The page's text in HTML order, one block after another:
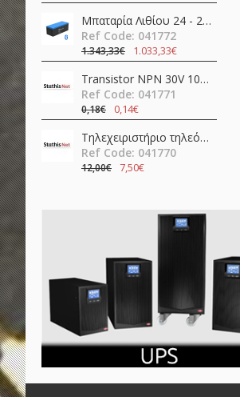
Μπαταρία Λιθίου 24 - 25,6V 205Ah 5.26kWh EP-LFP24200B Epever
Ref Code: 041772
1.343,33€ 1.033,33€
Transistor NPN 30V 100mA HFE=400 TO-92 BC549CBK Diotec Semiconductor
Ref Code: 041771
0,18€ 0,14€
Τηλεχειριστήριο τηλεόρασης LCD / LED smart LG RM-L379 HUAYU
Ref Code: 041770
12,00€ 7,50€